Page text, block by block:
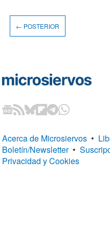
← POSTERIOR
Acerca de Microsiervos •
Boletín/Newsletter •
Privacidad y Cookies